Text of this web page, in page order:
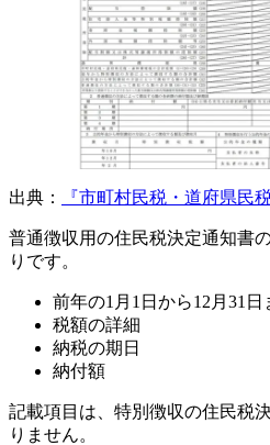
出典： 『市町村民税・道府県民
普通徴収用の住民税決定通知書
りです。
前年の1月1日から12月31
税額の詳細
納税の期日
納付額
記載項目は、特別徴収の住民税
りません。